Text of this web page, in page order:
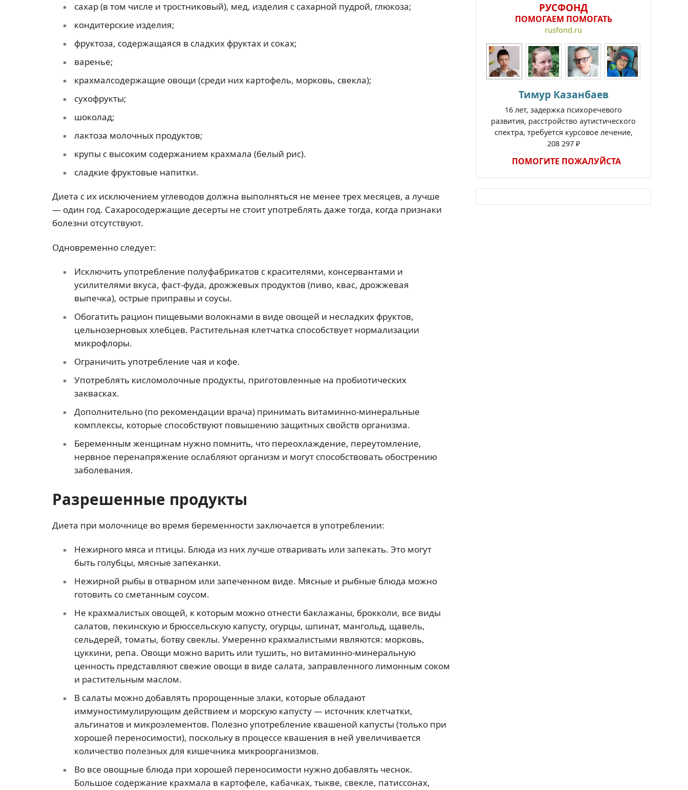
сахар (в том числе и тростниковый), мед, изделия с сахарной пудрой, глюкоза;
кондитерские изделия;
фруктоза, содержащаяся в сладких фруктах и соках;
варенье;
крахмалсодержащие овощи (среди них картофель, морковь, свекла);
сухофрукты;
шоколад;
лактоза молочных продуктов;
крупы с высоким содержанием крахмала (белый рис).
сладкие фруктовые напитки.
Диета с их исключением углеводов должна выполняться не менее трех месяцев, а лучше
— один год. Сахаросодержащие десерты не стоит употреблять даже тогда, когда признаки
болезни отсутствуют.
Одновременно следует:
Исключить употребление полуфабрикатов с красителями, консервантами и
усилителями вкуса, фаст-фуда, дрожжевых продуктов (пиво, квас, дрожжевая
выпечка), острые приправы и соусы.
Обогатить рацион пищевыми волокнами в виде овощей и несладких фруктов,
цельнозерновых хлебцев. Растительная клетчатка способствует нормализации
микрофлоры.
Ограничить употребление чая и кофе.
Употреблять кисломолочные продукты, приготовленные на пробиотических
заквасках.
Дополнительно (по рекомендации врача) принимать витаминно-минеральные
комплексы, которые способствуют повышению защитных свойств организма.
Беременным женщинам нужно помнить, что переохлаждение, переутомление,
нервное перенапряжение ослабляют организм и могут способствовать обострению
заболевания.
Разрешенные продукты
Диета при молочнице во время беременности заключается в употреблении:
Нежирного мяса и птицы. Блюда из них лучше отваривать или запекать. Это могут
быть голубцы, мясные запеканки.
Нежирной рыбы в отварном или запеченном виде. Мясные и рыбные блюда можно
готовить со сметанным соусом.
Не крахмалистых овощей, к которым можно отнести баклажаны, брокколи, все виды
салатов, пекинскую и брюссельскую капусту, огурцы, шпинат, мангольд, щавель,
сельдерей, томаты, ботву свеклы. Умеренно крахмалистыми являются: морковь,
цуккини, репа. Овощи можно варить или тушить, но витаминно-минеральную
ценность представляют свежие овощи в виде салата, заправленного лимонным соком
и растительным маслом.
В салаты можно добавлять пророщенные злаки, которые обладают
иммуностимулирующим действием и морскую капусту — источник клетчатки,
альгинатов и микроэлементов. Полезно употребление квашеной капусты (только при
хорошей переносимости), поскольку в процессе квашения в ней увеличивается
количество полезных для кишечника микроорганизмов.
Во все овощные блюда при хорошей переносимости нужно добавлять чеснок.
Большое содержание крахмала в картофеле, кабачках, тыкве, свекле, патиссонах,
РУСФОНД
ПОМОГАЕМ ПОМОГАТЬ
rusfond.ru
Тимур Казанбаев
16 лет, задержка психоречевого
развития, расстройство аутистического
спектра, требуется курсовое лечение,
208 297 ₽
ПОМОГИТЕ ПОЖАЛУЙСТА